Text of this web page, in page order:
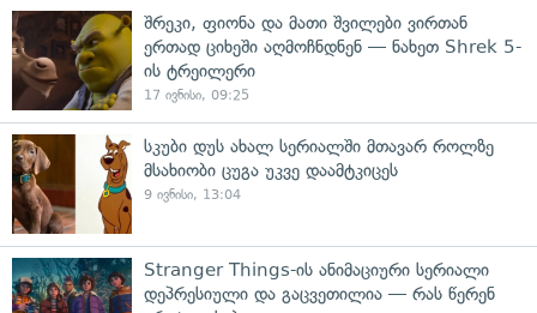
შრეკი, ფიონა და მათი შვილები ვირთან
ერთად ციხეში აღმოჩნდნენ — ნახეთ Shrek 5-
ის ტრეილერი
17 ივნისი, 09:25
სკუბი დუს ახალ სერიალში მთავარ როლზე
მსახიობი ცუგა უკვე დაამტკიცეს
9 ივნისი, 13:04
Stranger Things-ის ანიმაციური სერიალი
დეპრესიული და გაცვეთილია — რას წერენ